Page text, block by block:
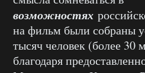
возможностях
на фильм были собраны
тысяч человек (более 30
благодаря